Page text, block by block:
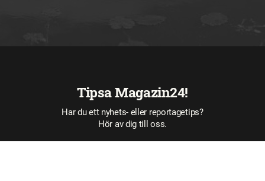
Tipsa Magazin24!
Har du ett nyhets- eller reportagetips?
Hör av dig till oss.